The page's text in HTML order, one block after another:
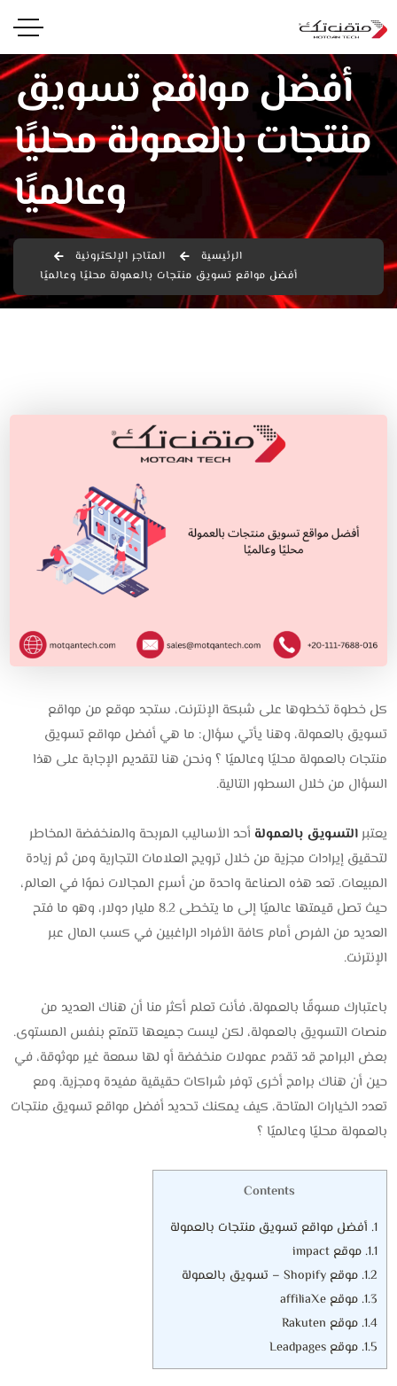
أفضل مواقع تسويق
منتجات بالعمولة محليًا
وعالميًا
الرئيسية
المتاجر الإلكترونية
أفضل مواقع تسويق منتجات بالعمولة محليًا وعالميًا
كل خطوة تخطوها على شبكة الإنترنت، ستجد موقع من مواقع
تسويق بالعمولة، وهنا يأتي سؤال: ما هي أفضل مواقع تسويق
منتجات بالعمولة محليًا وعالميًا ؟ ونحن هنا لتقديم الإجابة على هذا
السؤال من خلال السطور التالية.
يعتبرالتسويق بالعمولة أحد الأساليب المربحة والمنخفضة المخاطر
لتحقيق إيرادات مجزية من خلال ترويج العلامات التجارية ومن ثم زيادة
المبيعات. تعد هذه الصناعة واحدة من أسرع المجالات نموًا في العالم،
حيث تصل قيمتها عالميًا إلى ما يتخطى 8.2 مليار دولار، وهو ما فتح
العديد من الفرص أمام كافة الأفراد الراغبين في كسب المال عبر
الإنترنت.
باعتبارك مسوقًا بالعمولة، فأنت تعلم أكثر منا أن هناك العديد من
منصات التسويق بالعمولة، لكن ليست جميعها تتمتع بنفس المستوى.
بعض البرامج قد تقدم عمولات منخفضة أو لها سمعة غير موثوقة، في
حين أن هناك برامج أخرى توفر شراكات حقيقية مفيدة ومجزية. ومع
تعدد الخيارات المتاحة، كيف يمكنك تحديد أفضل مواقع تسويق منتجات
بالعمولة محليًا وعالميًا ؟
Contents
1. أفضل مواقع تسويق منتجات بالعمولة
1.1. موقع impact
1.2. موقع Shopify – تسويق بالعمولة
1.3. موقع affiliaXe
1.4. موقع Rakuten
1.5. موقع Leadpages